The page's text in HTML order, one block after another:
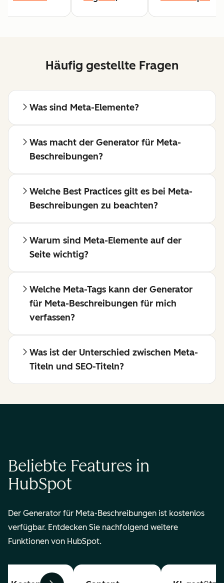
Häufig gestellte Fragen
Was sind Meta-Elemente?
Was macht der Generator für Meta-
Beschreibungen?
Welche Best Practices gilt es bei Meta-
Beschreibungen zu beachten?
Warum sind Meta-Elemente auf der
Seite wichtig?
Welche Meta-Tags kann der Generator
für Meta-Beschreibungen für mich
verfassen?
Was ist der Unterschied zwischen Meta-
Titeln und SEO-Titeln?
Beliebte Features in
HubSpot
Der Generator für Meta-Beschreibungen ist kostenlos
verfügbar. Entdecken Sie nachfolgend weitere
Funktionen von HubSpot.